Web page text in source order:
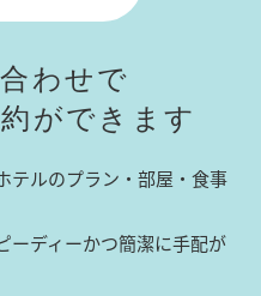
わせで
ができます
テルのプラン・部屋・食事
ーディーかつ簡潔に手配が